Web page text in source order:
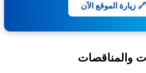
الموقع الآن